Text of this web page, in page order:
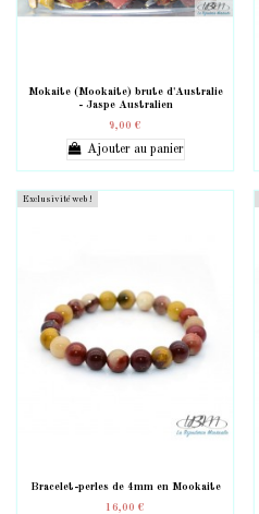
Mokaite (Mookaite) brute d'Australie
- Jaspe Australien
9,00 €
Ajouter au panier
Exclusivité web !
Bracelet-perles de 4mm en Mookaite
16,00 €